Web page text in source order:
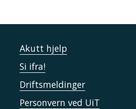
Akutt hjelp
Si ifra!
Driftsmeldinger
Personvern ved UiT